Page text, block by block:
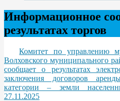
Информационное
результатах торгов
Комитет по управлению
Волховского муниципального
сообщает о результатах
заключения договоров
категории – земли
27.11.2025